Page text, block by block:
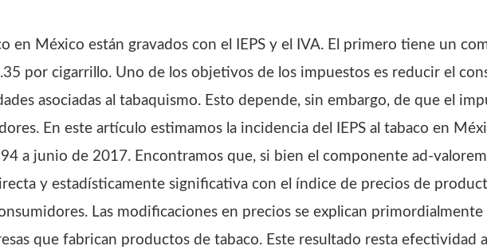
en México están gravados con el IEPS y el IVA. El primero tiene un
por cigarrillo. Uno de los objetivos de los impuestos es reducir el
asociadas al tabaquismo. Esto depende, sin embargo, de que el
En este artículo estimamos la incidencia del IEPS al tabaco en
a junio de 2017. Encontramos que, si bien el componente ad-
y estadísticamente significativa con el índice de precios de
Las modificaciones en precios se explican
que fabrican productos de tabaco. Este resultado resta efectividad